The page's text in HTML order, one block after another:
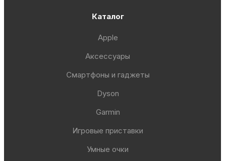
Каталог
Apple
Аксессуары
Смартфоны и гаджеты
Dyson
Garmin
Игровые приставки
Умные очки